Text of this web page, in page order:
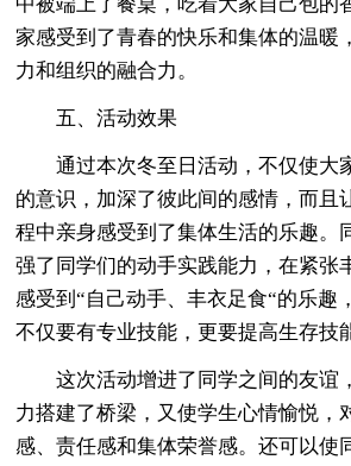
家感受到了青春的快乐和集体的温暖
力和组织的融合力。
五、活动效果
通过本次冬至日活动，不仅使大
的意识，加深了彼此间的感情，而且
程中亲身感受到了集体生活的乐趣。
强了同学们的动手实践能力，在紧张
感受到“自己动手、丰衣足食“的乐趣
不仅要有专业技能，更要提高生存技
这次活动增进了同学之间的友谊
力搭建了桥梁，又使学生心情愉悦，
感、责任感和集体荣誉感。还可以使